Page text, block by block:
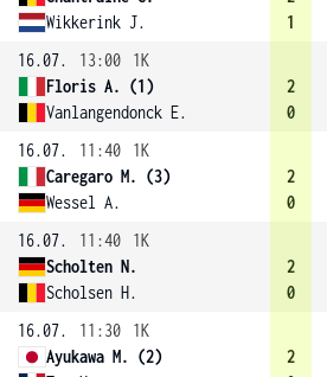
Wikkerink J.
1
16.07.
13:00
1K
Floris A. (1)
Vanlangendonck E.
2
0
16.07.
11:40
1K
Caregaro M. (3)
Wessel A.
2
0
16.07.
11:40
1K
Scholten N.
Scholsen H.
2
0
16.07. 11:30
1K
Ayukawa M. (2)
2